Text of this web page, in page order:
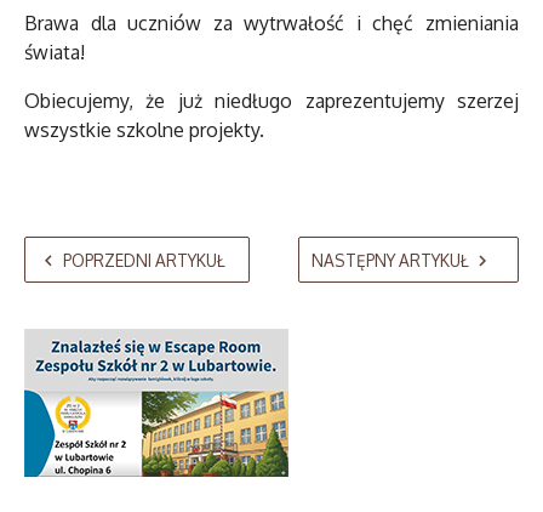
Brawa dla uczniów za wytrwałość i chęć zmieniania
świata!
Obiecujemy, że już niedługo zaprezentujemy szerzej
wszystkie szkolne projekty.
POPRZEDNI ARTYKUŁ NASTĘPNY ARTYKUŁ